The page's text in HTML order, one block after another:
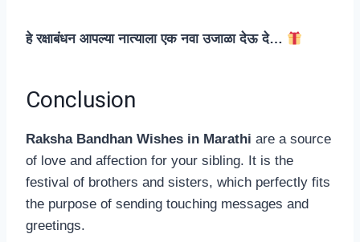
हे रक्षाबंधन आपल्या नात्याला एक नवा उजाळा देऊ दे…
Conclusion
Raksha Bandhan Wishes in Marathi are a source
of love and affection for your sibling. It is the
festival of brothers and sisters, which perfectly fits
the purpose of sending touching messages and
greetings.